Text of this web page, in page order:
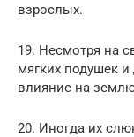
взрослых.
19. Несмотря на
мягких подушек
влияние на
20. Иногда их